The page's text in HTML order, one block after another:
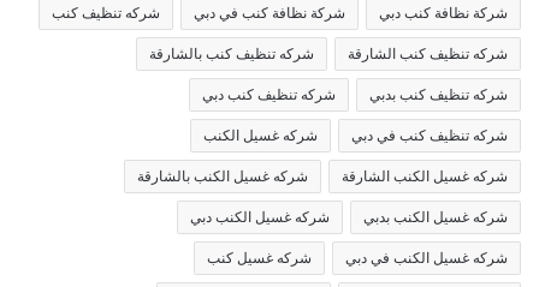
شركة نظافة كنب دبي شركة نظافة كنب في دبي شركه تنظيف كنب
شركه تنظيف كنب الشارقة شركه تنظيف كنب بالشارقة
شركه تنظيف كنب بدبي شركه تنظيف كنب دبي
شركه تنظيف كنب في دبي شركه غسيل الكنب
شركه غسيل الكنب الشارقة شركه غسيل الكنب بالشارقة
شركه غسيل الكنب بدبي شركه غسيل الكنب دبي
شركه غسيل الكنب في دبي شركه غسيل كنب